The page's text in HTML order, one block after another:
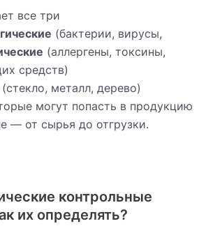
все три
(бактерии, вирусы,
(аллергены, токсины,
средств)
(стекло, металл, дерево)
могут попасть в продукцию
— от сырья до отгрузки.
контрольные
их определять?